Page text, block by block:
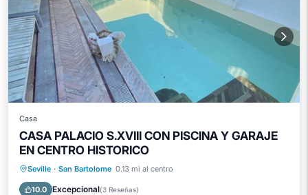
Casa
CASA PALACIO S.XVIII CON PISCINA Y GARAJE
EN CENTRO HISTORICO
Seville · San Bartolome 0.13 mi al centro
10.0 Excepcional(3 Reseñas)
Piscina privada
Bañera de hidromasaje
Aparcamiento